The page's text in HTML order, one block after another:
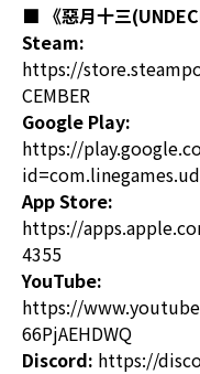
■ 《惡月十三
Steam:
https://
CEMBER
Google Play:
https://
App Store:
https://
4355
YouTube:
https://
66PjAEHDWQ
Discord: https://